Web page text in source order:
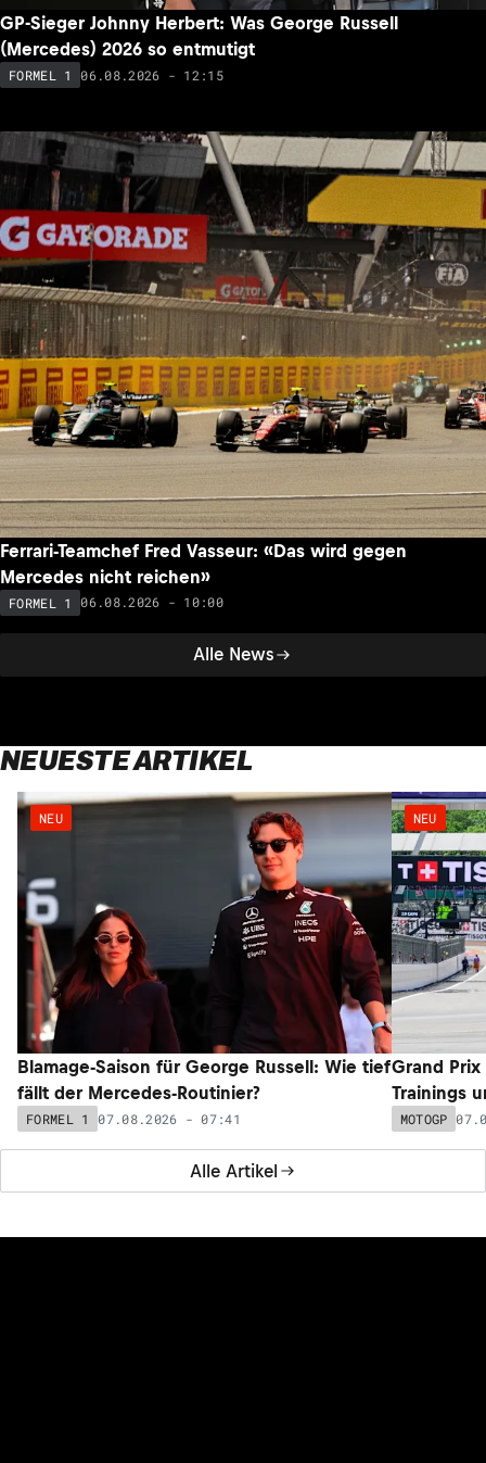
Alle News
GP-Sieger Johnny Herbert: Was George Russell
(Mercedes) 2026 so entmutigt
FORMEL 1 06.08.2026 - 12:15
Ferrari-Teamchef Fred Vasseur: «Das wird gegen
Mercedes nicht reichen»
FORMEL 1 06.08.2026 - 10:00
NEUESTE ARTIKEL
Alle Artikel
NEU
Blamage-Saison für George Russell: Wie tief
fällt der Mercedes-Routinier?
FORMEL 1 07.08.2026 - 07:41
NEU
Grand
Trainings
MOTOGP